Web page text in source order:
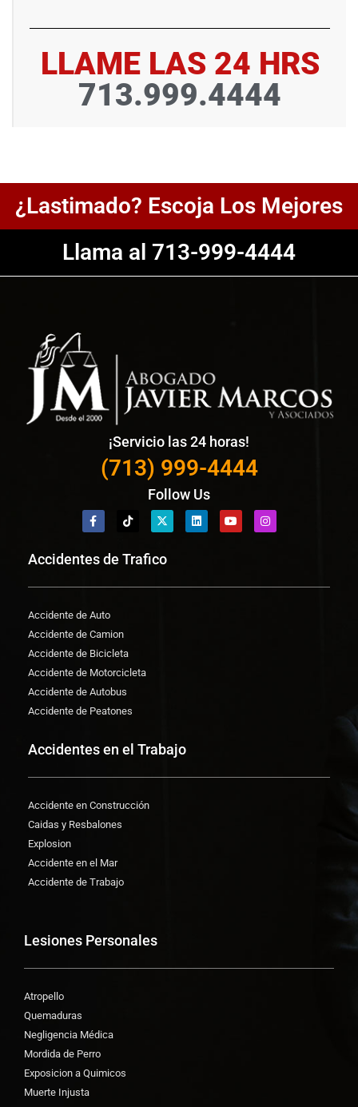
LLAME LAS 24 HRS
713.999.4444
¿Lastimado? Escoja Los Mejores
Llama al 713-999-4444
¡Servicio las 24 horas!
(713) 999-4444
Follow Us
Accidentes de Trafico
Accidente de Auto
Accidente de Camion
Accidente de Bicicleta
Accidente de Motorcicleta
Accidente de Autobus
Accidente de Peatones
Accidentes en el Trabajo
Accidente en Construcción
Caidas y Resbalones
Explosion
Accidente en el Mar
Accidente de Trabajo
Lesiones Personales
Atropello
Quemaduras
Negligencia Médica
Mordida de Perro
Exposicion a Quimicos
Muerte Injusta